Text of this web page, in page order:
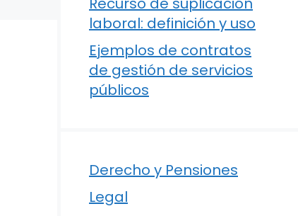
laboral: definición y uso
Ejemplos de contratos
de gestión de servicios
públicos
Derecho y Pensiones
Legal